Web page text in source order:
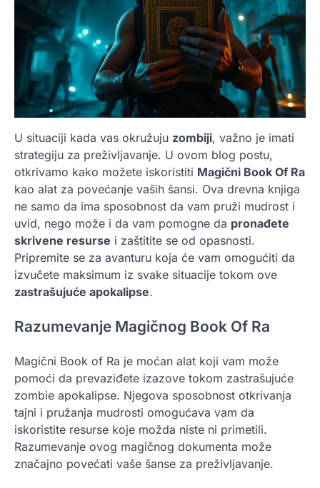
U situaciji kada vas okružuju zombiji, važno je imati
strategiju za preživljavanje. U ovom blog postu,
otkrivamo kako možete iskoristiti Magični Book Of Ra
kao alat za povećanje vaših šansi. Ova drevna knjiga
ne samo da ima sposobnost da vam pruži mudrost i
uvid, nego može i da vam pomogne da pronađete
skrivene resurse i zaštitite se od opasnosti.
Pripremite se za avanturu koja će vam omogućiti da
izvučete maksimum iz svake situacije tokom ove
zastrašujuće apokalipse.
Razumevanje Magičnog Book Of Ra
Magični Book of Ra je moćan alat koji vam može
pomoći da prevaziđete izazove tokom zastrašujuće
zombie apokalipse. Njegova sposobnost otkrivanja
tajni i pružanja mudrosti omogućava vam da
iskoristite resurse koje možda niste ni primetili.
Razumevanje ovog magičnog dokumenta može
značajno povećati vaše šanse za preživljavanje.